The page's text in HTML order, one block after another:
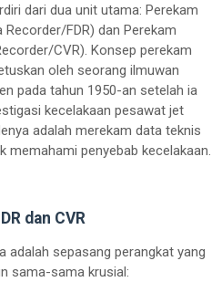
dari dua unit utama: Perekam
FDR) dan Perekam
CVR). Konsep perekam
oleh seorang ilmuwan
pada tahun 1950-an setelah ia
kecelakaan pesawat jet
adalah merekam data teknis
memahami penyebab kecelakaan.
dan CVR
adalah sepasang perangkat yang
sama-sama krusial: